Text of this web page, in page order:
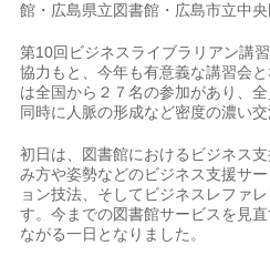
館・広島県立図書館・広島市立中
第10回ビジネスライブラリアン講
協力もと、今年も有意義な講習会
は全国から２７名の参加があり、
同時に人脈の形成など密度の濃い交
初日は、図書館におけるビジネス
み方や姿勢などのビジネス支援サ
ョン技法、そしてビジネスレファ
す。今までの図書館サービスを見
ながる一日となりました。